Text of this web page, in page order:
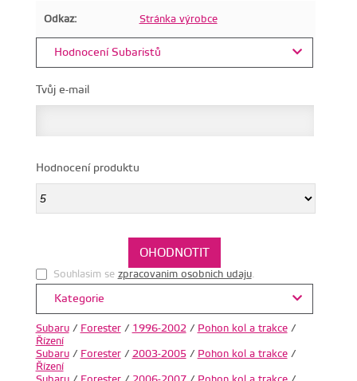
Odkaz: Stránka výrobce
Hodnocení Subaristů
Tvůj e-mail
Hodnocení produktu
Souhlasim se zpracovanim osobnich udaju.
Kategorie
Subaru/ Forester/ 1996-2002 / Pohon kol a trakce/
Řízení
Subaru/ Forester/ 2003-2005/ Pohon kol a trakce/
Řízení